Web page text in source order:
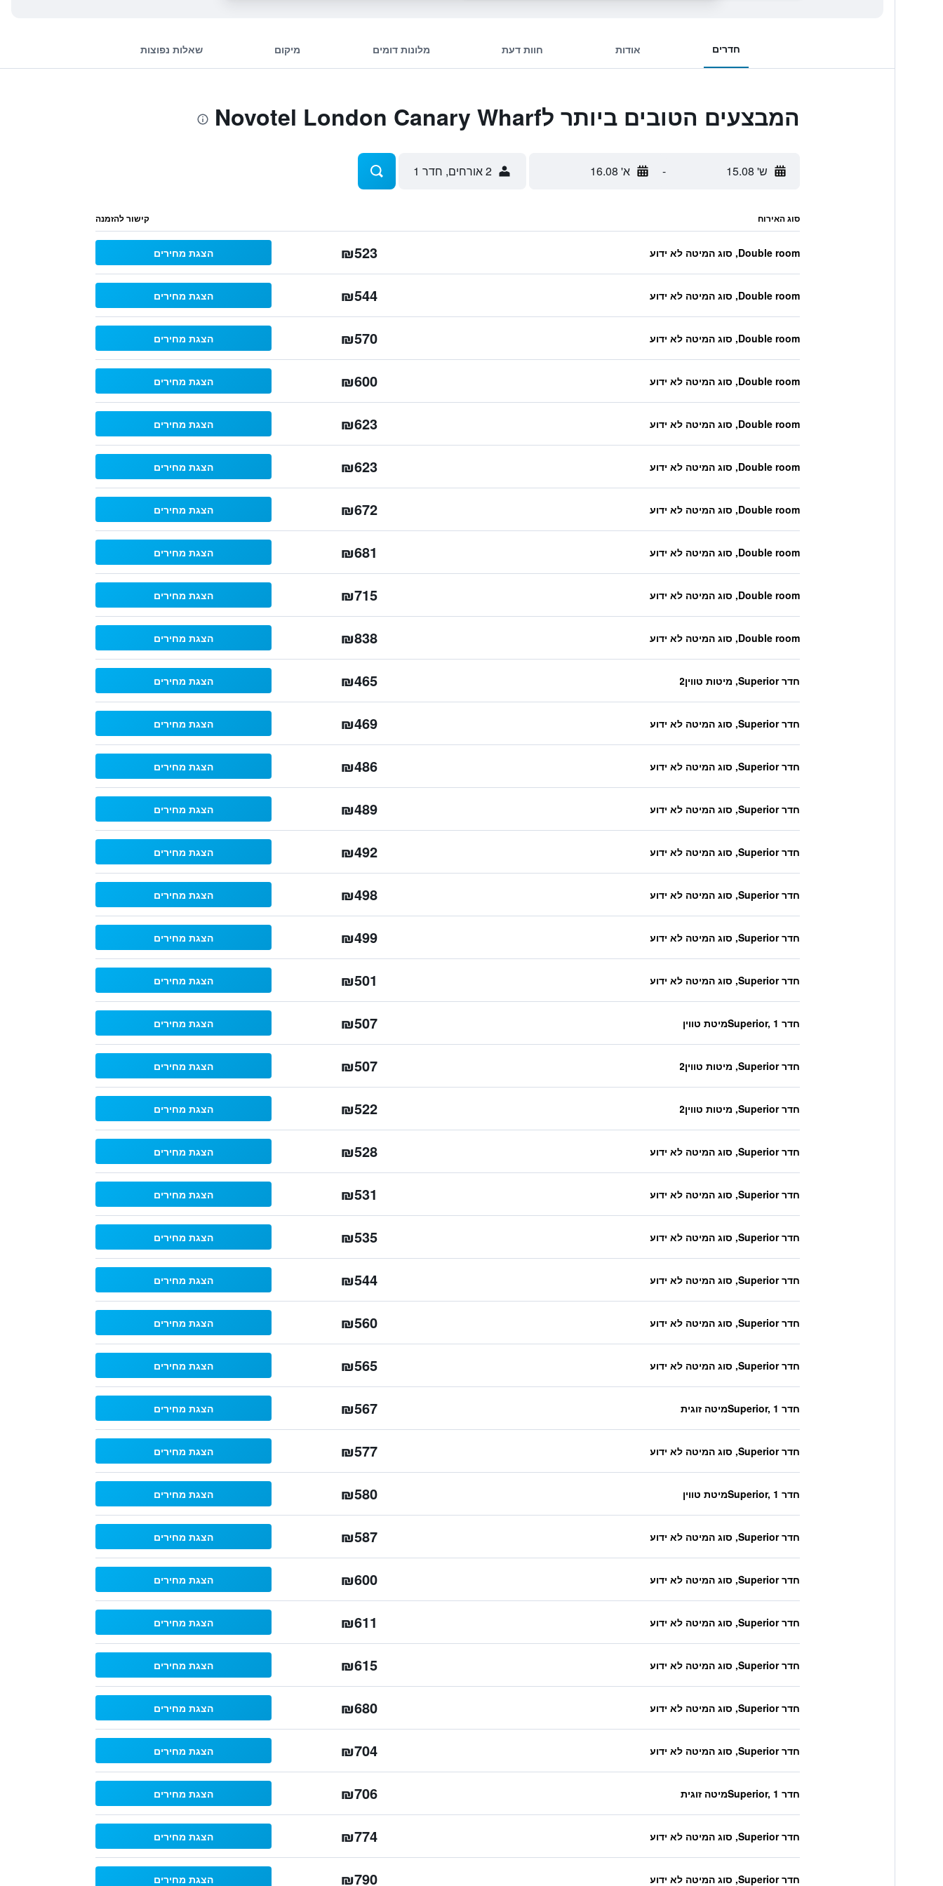
חדרים אודות חוות דעת מלונות דומים מיקום שאלות נפוצות
המבצעים הטובים ביותר לNovotel London Canary Wharf
ש' 15.08 - א' 16.08 2 אורחים, חדר 1
סוג האירוח קישור להזמנה
Double room, סוג המיטה לא ידוע ₪523 הצגת מחירים
Double room, סוג המיטה לא ידוע ₪544 הצגת מחירים
Double room, סוג המיטה לא ידוע ₪570 הצגת מחירים
Double room, סוג המיטה לא ידוע ₪600 הצגת מחירים
Double room, סוג המיטה לא ידוע ₪623 הצגת מחירים
Double room, סוג המיטה לא ידוע ₪623 הצגת מחירים
Double room, סוג המיטה לא ידוע ₪672 הצגת מחירים
Double room, סוג המיטה לא ידוע ₪681 הצגת מחירים
Double room, סוג המיטה לא ידוע ₪715 הצגת מחירים
Double room, סוג המיטה לא ידוע ₪838 הצגת מחירים
חדר Superior, מיטות טווין2 ₪465 הצגת מחירים
חדר Superior, סוג המיטה לא ידוע ₪469 הצגת מחירים
חדר Superior, סוג המיטה לא ידוע ₪486 הצגת מחירים
חדר Superior, סוג המיטה לא ידוע ₪489 הצגת מחירים
חדר Superior, סוג המיטה לא ידוע ₪492 הצגת מחירים
חדר Superior, סוג המיטה לא ידוע ₪498 הצגת מחירים
חדר Superior, סוג המיטה לא ידוע ₪499 הצגת מחירים
חדר Superior, סוג המיטה לא ידוע ₪501 הצגת מחירים
חדר Superior, 1מיטת טווין ₪507 הצגת מחירים
חדר Superior, מיטות טווין2 ₪507 הצגת מחירים
חדר Superior, מיטות טווין2 ₪522 הצגת מחירים
חדר Superior, סוג המיטה לא ידוע ₪528 הצגת מחירים
חדר Superior, סוג המיטה לא ידוע ₪531 הצגת מחירים
חדר Superior, סוג המיטה לא ידוע ₪535 הצגת מחירים
חדר Superior, סוג המיטה לא ידוע ₪544 הצגת מחירים
חדר Superior, סוג המיטה לא ידוע ₪560 הצגת מחירים
חדר Superior, סוג המיטה לא ידוע ₪565 הצגת מחירים
חדר Superior, 1מיטה זוגית ₪567 הצגת מחירים
חדר Superior, סוג המיטה לא ידוע ₪577 הצגת מחירים
חדר Superior, 1מיטת טווין ₪580 הצגת מחירים
חדר Superior, סוג המיטה לא ידוע ₪587 הצגת מחירים
חדר Superior, סוג המיטה לא ידוע ₪600 הצגת מחירים
חדר Superior, סוג המיטה לא ידוע ₪611 הצגת מחירים
חדר Superior, סוג המיטה לא ידוע ₪615 הצגת מחירים
חדר Superior, סוג המיטה לא ידוע ₪680 הצגת מחירים
חדר Superior, סוג המיטה לא ידוע ₪704 הצגת מחירים
חדר Superior, 1מיטה זוגית ₪706 הצגת מחירים
חדר Superior, סוג המיטה לא ידוע ₪774 הצגת מחירים
חדר Superior, סוג המיטה לא ידוע ₪790 הצגת מחירים